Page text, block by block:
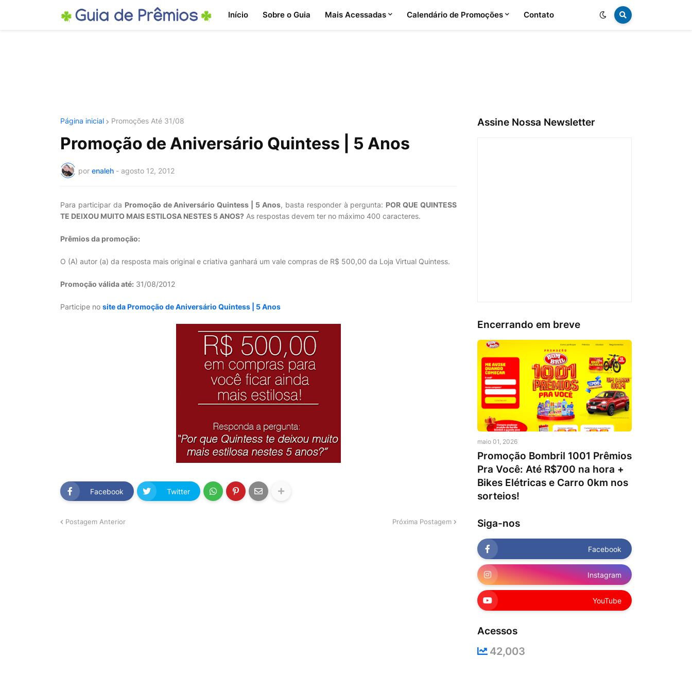
Início Sobre o Guia Mais Acessadas Calendário de Promoções Contato
Página inicial Promoções Até 31/08
Promoção de Aniversário Quintess | 5 Anos
por enaleh - agosto 12, 2012
Para participar da Promoção de Aniversário Quintess | 5 Anos, basta responder à pergunta: POR QUE QUINTESS
TE DEIXOU MUITO MAIS ESTILOSA NESTES 5 ANOS? As respostas devem ter no máximo 400 caracteres.
Prêmios da promoção:
O (A) autor (a) da resposta mais original e criativa ganhará um vale compras de R$ 500,00 da Loja Virtual Quintess.
Promoção válida até: 31/08/2012
Participe no site da Promoção de Aniversário Quintess | 5 Anos
Facebook Twitter
Postagem Anterior Próxima Postagem
Assine Nossa Newsletter
Encerrando em breve
maio 01, 2026
Promoção Bombril 1001 Prêmios
Pra Você: Até R$700 na hora +
Bikes Elétricas e Carro 0km nos
sorteios!
Siga-nos
Facebook
Instagram
YouTube
Acessos
42,003